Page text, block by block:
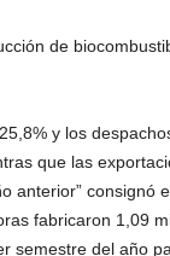
de
y los
que las
anterior” consignó
fabricaron 1,09
semestre del año